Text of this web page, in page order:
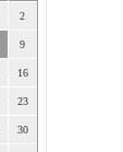
2
9
16
23
30